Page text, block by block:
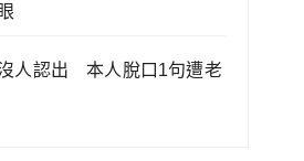
人認出 本人脫口1句遭老